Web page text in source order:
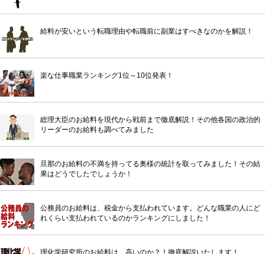
給料が安いという転職理由や転職前に副業はすべきなのかを解説！
楽な仕事職業ランキング1位～10位発表！
総理大臣のお給料を現代から戦前まで徹底解説！その他各国の政治的
リーダーのお給料も調べてみました
旦那のお給料の不満を持ってる奥様の統計を取ってみました！その結
果はどうでしたでしょうか！
公務員のお給料は、税金から支払われています。どんな職業の人にど
れくらい支払われているのかランキングにしました！
理化学研究所のお給料は、高いのか？！徹底解説いたします！